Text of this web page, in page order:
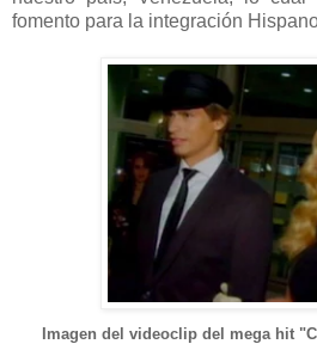
fomento para la integración
Imagen del videoclip del mega hit